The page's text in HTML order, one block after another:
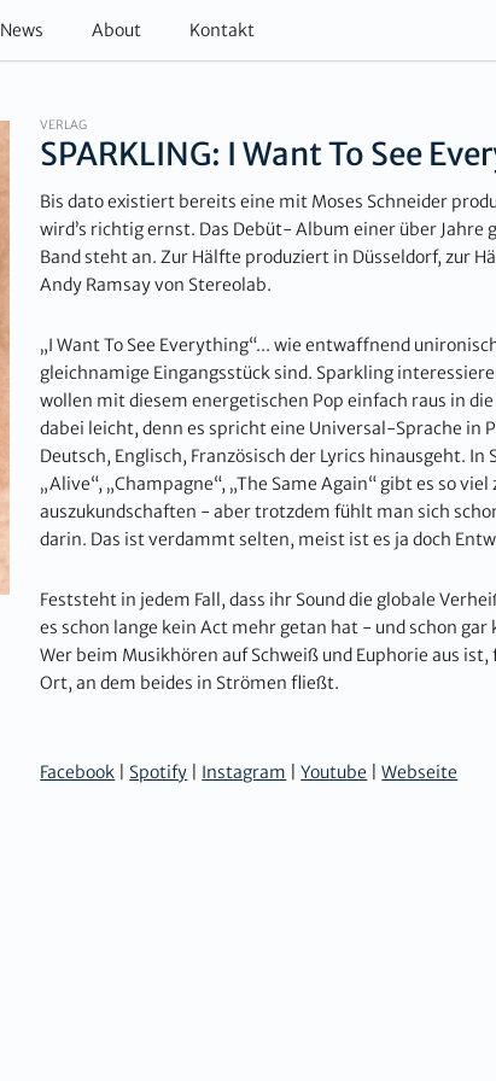
News About Kontakt
VERLAG
SPARKLING: I Want To See
Bis dato existiert bereits eine mit Moses Schneider
wird’s richtig ernst. Das Debüt- Album einer über
Band steht an. Zur Hälfte produziert in Düsseldorf, zur
Andy Ramsay von Stereolab.
„I Want To See Everything“... wie entwaffnend
gleichnamige Eingangsstück sind. Sparkling
wollen mit diesem energetischen Pop einfach raus in
dabei leicht, denn es spricht eine Universal-Sprache in
Deutsch, Englisch, Französisch der Lyrics hinausgeht. In
„Alive“, „Champagne“, „The Same Again“ gibt es so
auszukundschaften - aber trotzdem fühlt man sich
darin. Das ist verdammt selten, meist ist es ja doch
Feststeht in jedem Fall, dass ihr Sound die globale
es schon lange kein Act mehr getan hat - und schon gar
Wer beim Musikhören auf Schweiß und Euphorie aus
Ort, an dem beides in Strömen fließt.
Facebook Spotify Instagram |Youtube |Webseite